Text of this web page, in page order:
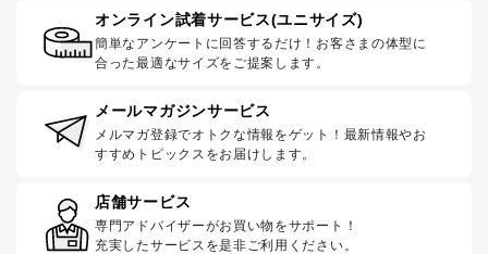
オンライン試着サービス(ユニサイズ)
簡単なアンケートに回答するだけ！お客さまの体型に
合った最適なサイズをご提案します。
メールマガジンサービス
メルマガ登録でオトクな情報をゲット！最新情報やお
すすめトピックスをお届けします。
店舗サービス
専門アドバイザーがお買い物をサポート！
充実したサービスを是非ご利用ください。